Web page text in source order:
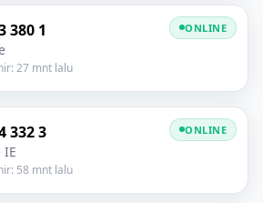
380 1
27 mnt lalu
ONLINE
332 3
IE
58 mnt lalu
ONLINE